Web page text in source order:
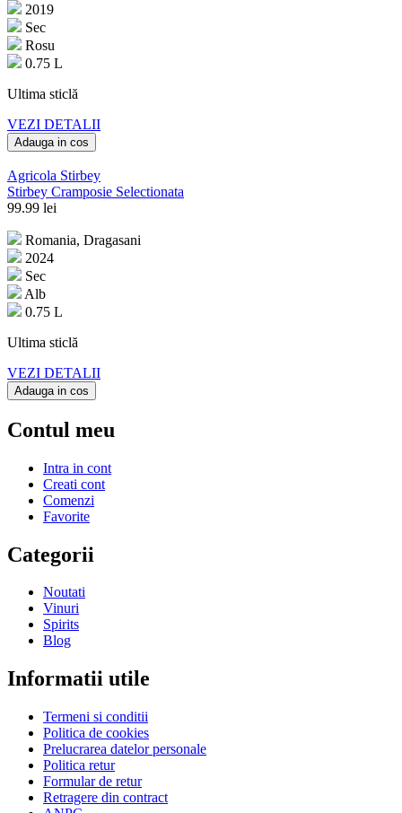
2019
Sec
Rosu
0.75 L
Ultima sticlă
VEZI DETALII
Adauga in cos
Agricola Stirbey
Stirbey Cramposie Selectionata
99.99 lei
Romania, Dragasani
2024
Sec
Alb
0.75 L
Ultima sticlă
VEZI DETALII
Adauga in cos
Contul meu
Intra in cont
Creati cont
Comenzi
Favorite
Categorii
Noutati
Vinuri
Spirits
Blog
Informatii utile
Termeni si conditii
Politica de cookies
Prelucrarea datelor personale
Politica retur
Formular de retur
Retragere din contract